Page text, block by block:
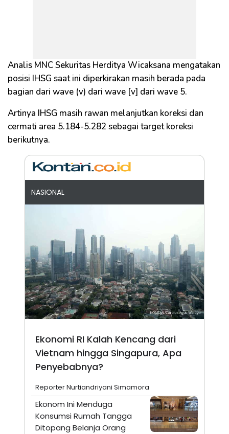
Analis MNC Sekuritas Herditya Wicaksana mengatakan
posisi IHSG saat ini diperkirakan masih berada pada
bagian dari wave (v) dari wave [v] dari wave 5.
Artinya IHSG masih rawan melanjutkan koreksi dan
cermati area 5.184-5.282 sebagai target koreksi
berikutnya.
NASIONAL
Ekonomi RI Kalah Kencang dari
Vietnam hingga Singapura, Apa
Penyebabnya?
Reporter Nurtiandriyani Simamora
Ekonom Ini Menduga
Konsumsi Rumah Tangga
Ditopang Belanja Orang